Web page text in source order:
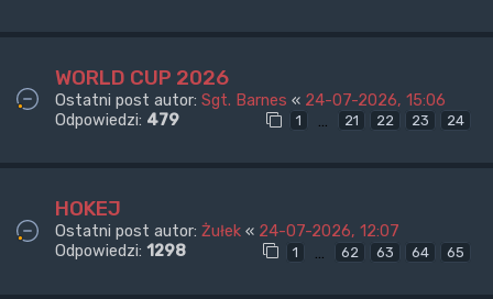
WORLD CUP 2026
Ostatni post autor: Sgt. Barnes « 24-07-2026, 15:06
Odpowiedzi: 479 1 … 21 22 23 24
HOKEJ
Ostatni post autor: Żułek « 24-07-2026, 12:07
Odpowiedzi: 1298 1 … 62 63 64 65